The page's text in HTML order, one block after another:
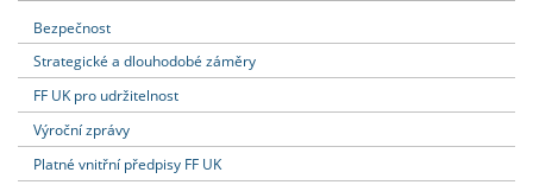
Bezpečnost
Strategické a dlouhodobé záměry
FF UK pro udržitelnost
Výroční zprávy
Platné vnitřní předpisy FF UK